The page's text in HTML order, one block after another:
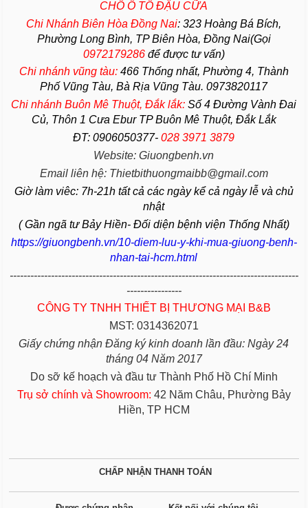
CHỔ Ô TÔ ĐẬU CỮA
Chi Nhánh Biên Hòa Đồng Nai: 323 Hoàng Bá Bích,
Phường Long Bình, TP Biên Hòa, Đồng Nai(Gọi
0972179286để được tư vấn)
Chi nhánh vũng tàu:466 Thống nhất, Phường4, Thành
Phố Vũng Tàu, Bà Rịa Vũng Tàu. 0973820117
Chi nhánh Buôn Mê Thuột, Đắk lắk:Số 4 Đường Vành Đai
Củ, Thôn 1 Cưa Ebur TP Buôn Mê Thuột, Đắk Lắk
ĐT: 0906050377-028 3971 3879
Website: Giuongbenh.vn
Email liên hệ: Thietbithuongmaibb@gmail.com
Giờ làm viêc: 7h-21h tất cả các ngày kể cả ngày lễ và chủ
nhật
( Gần ngã tư Bảy Hiền- Đối diện bệnh viện Thống Nhất)
https://giuongbenh.vn/10-diem-luu-y-khi-mua-giuong-benh-
nhan-tai-hcm.html
------------------------------------------------------------------------------------
----------------
CÔNG TY TNHH THIẾT BỊ THƯƠNG MẠI B&B
MST: 0314362071
Giấy chứng nhận Đăng ký kinh doanh lần đầu: Ngày 24
tháng 04 Năm 2017
Do sỡ kế hoạch và đầu tư Thành Phố Hồ Chí Minh
Trụ sở chính và Showroom: 42 Năm Châu, Phường Bảy
Hiền, TP HCM
CHẤP NHẬN THANH TOÁN